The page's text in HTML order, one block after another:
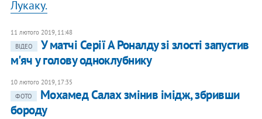
Лукаку.
11 лютого 2019, 11:48
ВІДЕО
У матчі Серії А Роналду зі злості запустив
м'яч у голову одноклубнику
10 лютого 2019, 17:35
ФОТО
Мохамед Салах змінив імідж, збривши
бороду